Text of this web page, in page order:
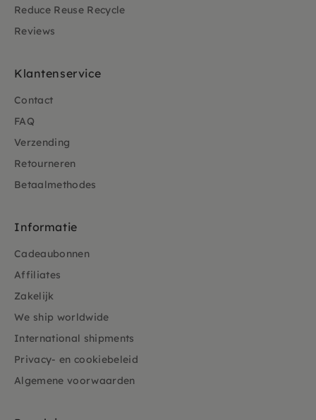
Reduce Reuse Recycle
Reviews
Klantenservice
Contact
FAQ
Verzending
Retourneren
Betaalmethodes
Informatie
Cadeaubonnen
Affiliates
Zakelijk
We ship worldwide
International shipments
Privacy- en cookiebeleid
Algemene voorwaarden